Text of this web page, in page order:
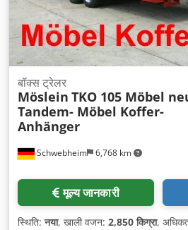
Schwebheim 6,768 km
बॉक्स ट्रेलर
Möslein TKO 105 Möbel
Tandem- Möbel Koffer-
Anhänger
मूल्य जानकारी
स्थिति:नया, खाली वजन: 2,850 किग्रा,